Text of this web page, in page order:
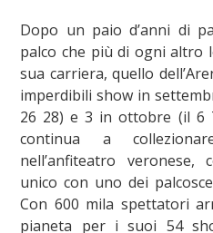
Dopo un paio d’anni di
palco che più di ogni altro
sua carriera, quello
imperdibili show in
26 28) e 3 in ottobre (il 6
continua a
nell’anfiteatro veronese,
unico con uno dei
Con 600 mila spettatori
pianeta per i suoi 54